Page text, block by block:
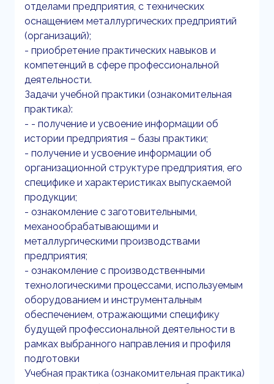
отделами предприятия, с технических
оснащением металлургических предприятий
(организаций);
- приобретение практических навыков и
компетенций в сфере профессиональной
деятельности.
Задачи учебной практики (ознакомительная
практика):
- - получение и усвоение информации об
истории предприятия – базы практики;
- получение и усвоение информации об
организационной структуре предприятия, его
специфике и характеристиках выпускаемой
продукции;
- ознакомление с заготовительными,
механообрабатывающими и
металлургическими производствами
предприятия;
- ознакомление с производственными
технологическими процессами, используемым
оборудованием и инструментальным
обеспечением, отражающими специфику
будущей профессиональной деятельности в
рамках выбранного направления и профиля
подготовки
Учебная практика (ознакомительная практика)